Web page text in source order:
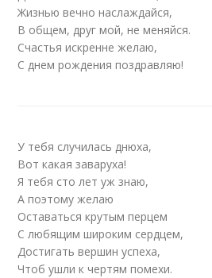
Жизнью вечно наслаждайся,
В общем, друг мой, не меняйся.
Счастья искренне желаю,
С днем рождения поздравляю!
У тебя случилась днюха,
Вот какая заваруха!
Я тебя сто лет уж знаю,
А поэтому желаю
Оставаться крутым перцем
С любящим широким сердцем,
Достигать вершин успеха,
Чтоб ушли к чертям помехи.